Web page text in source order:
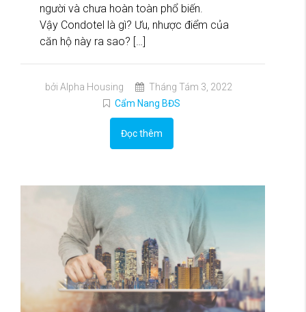
người và chưa hoàn toàn phổ biến.
Vậy Condotel là gì? Ưu, nhược điểm của
căn hộ này ra sao? […]
bởi Alpha Housing
Tháng Tám 3, 2022
Cẩm Nang BĐS
Đọc thêm